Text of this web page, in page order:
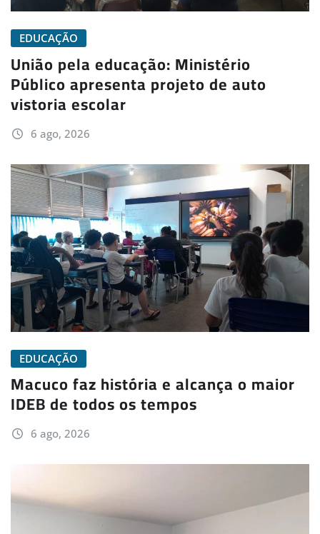
EDUCAÇÃO
União pela educação: Ministério
Público apresenta projeto de auto
vistoria escolar
6 ago, 2026
EDUCAÇÃO
Macuco faz história e alcança o maior
IDEB de todos os tempos
6 ago, 2026